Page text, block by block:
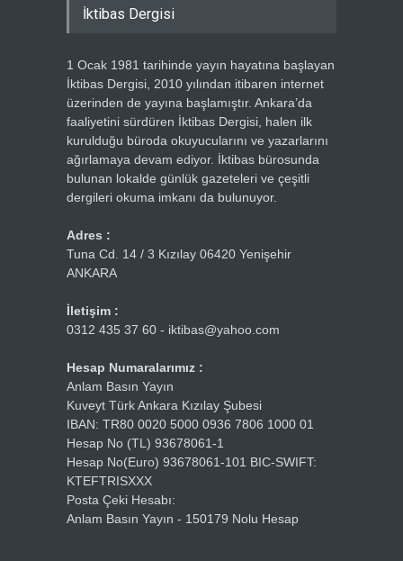
İktibas Dergisi
1 Ocak 1981 tarihinde yayın hayatına başlayan
İktibas Dergisi, 2010 yılından itibaren internet
üzerinden de yayına başlamıştır. Ankara’da
faaliyetini sürdüren İktibas Dergisi, halen ilk
kurulduğu büroda okuyucularını ve yazarlarını
ağırlamaya devam ediyor. İktibas bürosunda
bulunan lokalde günlük gazeteleri ve çeşitli
dergileri okuma imkanı da bulunuyor.
Adres :
Tuna Cd. 14 / 3 Kızılay 06420 Yenişehir
ANKARA
İletişim :
0312 435 37 60 - iktibas@yahoo.com
Hesap Numaralarımız :
Anlam Basın Yayın
Kuveyt Türk Ankara Kızılay Şubesi
IBAN: TR80 0020 5000 0936 7806 1000 01
Hesap No (TL) 93678061-1
Hesap No(Euro) 93678061-101 BIC-SWIFT:
KTEFTRISXXX
Posta Çeki Hesabı:
Anlam Basın Yayın - 150179 Nolu Hesap